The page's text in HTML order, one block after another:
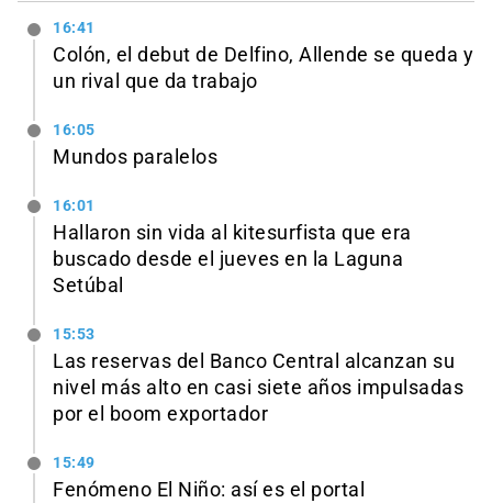
16:41
Colón, el debut de Delfino, Allende se queda y
un rival que da trabajo
16:05
Mundos paralelos
16:01
Hallaron sin vida al kitesurfista que era
buscado desde el jueves en la Laguna
Setúbal
15:53
Las reservas del Banco Central alcanzan su
nivel más alto en casi siete años impulsadas
por el boom exportador
15:49
Fenómeno El Niño: así es el portal